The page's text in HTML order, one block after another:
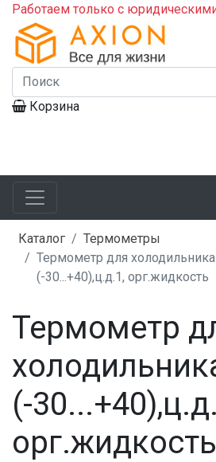
Работаем только с
Корзина
Каталог
Термометры
Термометр для
(-30...+40),ц.д.1, орг.жидкость
Термометр
(-
орг.жидкость